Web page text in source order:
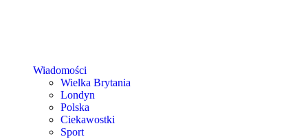
Wiadomości
Wielka Brytania
Londyn
Polska
Ciekawostki
Sport